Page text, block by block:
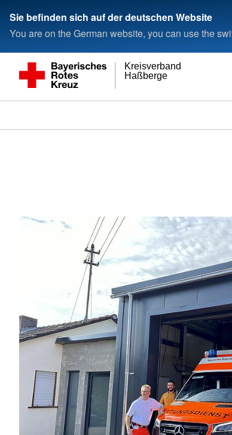
Sie befinden sich auf der deutschen Website
You are on the German website, you can use the
Haßberge
Kreisverband